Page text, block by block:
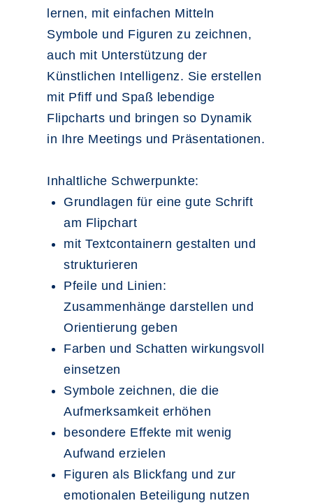
lernen, mit einfachen Mitteln
Symbole und Figuren zu zeichnen,
auch mit Unterstützung der
Künstlichen Intelligenz. Sie erstellen
mit Pfiff und Spaß lebendige
Flipcharts und bringen so Dynamik
in Ihre Meetings und Präsentationen.
Inhaltliche Schwerpunkte:
Grundlagen für eine gute Schrift
am Flipchart
mit Textcontainern gestalten und
strukturieren
Pfeile und Linien:
Zusammenhänge darstellen und
Orientierung geben
Farben und Schatten wirkungsvoll
einsetzen
Symbole zeichnen, die die
Aufmerksamkeit erhöhen
besondere Effekte mit wenig
Aufwand erzielen
Figuren als Blickfang und zur
emotionalen Beteiligung nutzen